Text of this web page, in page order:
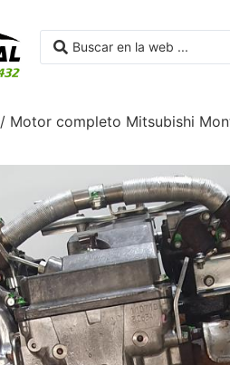
/ Motor completo Mitsubishi